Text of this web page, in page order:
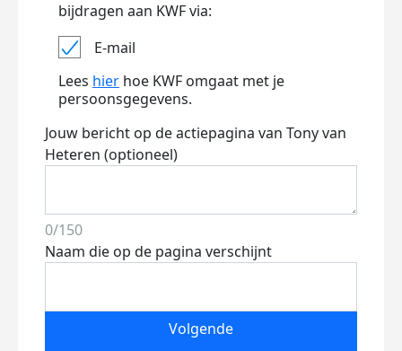
bijdragen aan KWF via:
E-mail
Lees hier hoe KWF omgaat met je
persoonsgegevens.
Jouw bericht op de actiepagina van Tony van
Heteren (optioneel)
0/150
Naam die op de pagina verschijnt
Volgende